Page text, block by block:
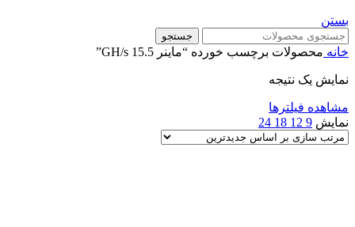
بستن
جستجو
خانه محصولات برچسب خورده “ماینر 15.5 GH/s”
نمایش یک نتیجه
مشاهده فیلترها
نمایش 9
12
18
24